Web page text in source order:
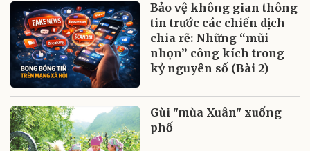
Bảo vệ không gian thông
tin trước các chiến dịch
chia rẽ: Những “mũi
nhọn” công kích trong
kỷ nguyên số (Bài 2)
Gùi "mùa Xuân" xuống
phố